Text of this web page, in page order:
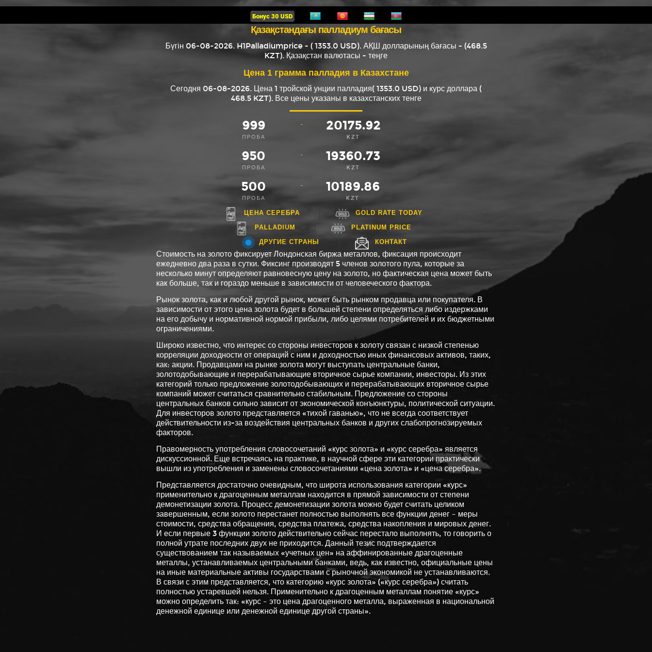
Қазақстандағы палладиум бағасы
Бүгін 06-08-2026. H1Palladiumprice - ( 1353.0 USD). АҚШ долларының бағасы - (468.5
KZT). Қазақстан валютасы - теңге
Цена 1 грамма палладия в Казахстане
Сегодня 06-08-2026. Цена 1 тройской унции палладия( 1353.0 USD) и курс доллара (
468.5 KZT). Все цены указаны в казахстанских тенге
999
ПРОБА
- 20175.92
KZT
950
ПРОБА
- 19360.73
KZT
500
ПРОБА
- 10189.86
KZT
ЦЕНА СЕРЕБРА
GOLD RATE TODAY
PALLADIUM
PLATINUM PRICE
ДРУГИЕ СТРАНЫ
КОНТАКТ
Стоимость на золото фиксирует Лондонская биржа металлов, фиксация происходит
ежедневно два раза в сутки. Фиксинг производят 5 членов золотого пула, которые за
несколько минут определяют равновесную цену на золото, но фактическая цена может быть
как больше, так и гораздо меньше в зависимости от человеческого фактора.
Рынок золота, как и любой другой рынок, может быть рынком продавца или покупателя. В
зависимости от этого цена золота будет в большей степени определяться либо издержками
на его добычу и нормативной нормой прибыли, либо целями потребителей и их бюджетными
ограничениями.
Широко известно, что интерес со стороны инвесторов к золоту связан с низкой степенью
корреляции доходности от операций с ним и доходностью иных финансовых активов, таких,
как: акции. Продавцами на рынке золота могут выступать центральные банки,
золотодобывающие и перерабатывающие вторичное сырье компании, инвесторы. Из этих
категорий только предложение золотодобывающих и перерабатывающих вторичное сырье
компаний может считаться сравнительно стабильным. Предложение со стороны
центральных банков сильно зависит от экономической конъюнктуры, политической ситуации.
Для инвесторов золото представляется «тихой гаванью», что не всегда соответствует
действительности из-за воздействия центральных банков и других слабопрогнозируемых
факторов.
Правомерность употребления словосочетаний «курс золота» и «курс серебра» является
дискуссионной. Еще встречаясь на практике, в научной сфере эти категории практически
вышли из употребления и заменены словосочетаниями «цена золота» и «цена серебра».
Представляется достаточно очевидным, что широта использования категории «курс»
применительно к драгоценным металлам находится в прямой зависимости от степени
демонетизации золота. Процесс демонетизации золота можно будет считать целиком
завершенным, если золото перестанет полностью выполнять все функции денег – меры
стоимости, средства обращения, средства платежа, средства накопления и мировых денег.
И если первые 3 функции золото действительно сейчас перестало выполнять, то говорить о
полной утрате последних двух не приходится. Данный тезис подтверждается
существованием так называемых «учетных цен» на аффинированные драгоценные
металлы, устанавливаемых центральными банками, ведь, как известно, официальные цены
на иные материальные активы государствами с рыночной экономикой не устанавливаются.
В связи с этим представляется, что категорию «курс золота» («курс серебра») считать
полностью устаревшей нельзя. Применительно к драгоценным металлам понятие «курс»
можно определить так: «курс – это цена драгоценного металла, выраженная в национальной
денежной единице или денежной единице другой страны».